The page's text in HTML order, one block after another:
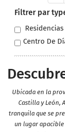
Filtrer par
Centro De
Ubicada en la
Castilla y León,
tranquila que se
un lugar